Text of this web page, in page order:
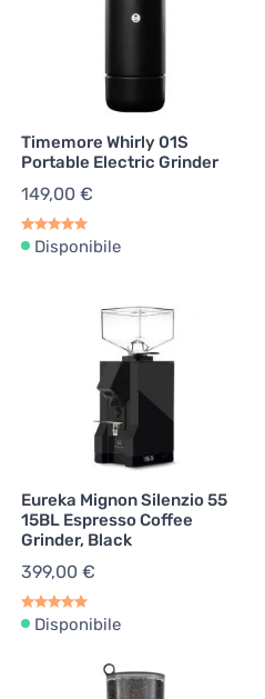
Timemore Whirly 01S
Portable Electric Grinder
149,00 €
Disponibile
Eureka Mignon Silenzio 55
15BL Espresso Coffee
Grinder, Black
399,00 €
Disponibile